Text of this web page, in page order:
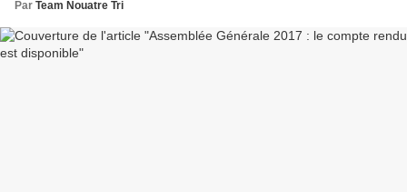
Par Team Nouatre Tri